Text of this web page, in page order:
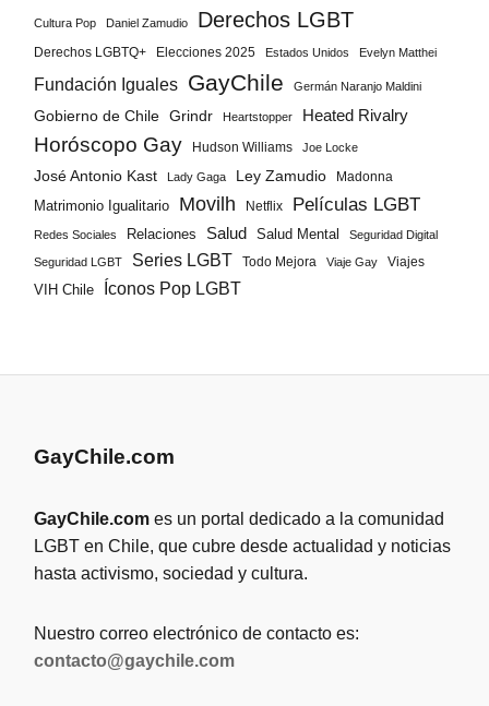
Cultura Pop Daniel Zamudio Derechos LGBT
Derechos LGBTQ+ Elecciones 2025 Estados Unidos Evelyn Matthei
Fundación Iguales GayChile Germán Naranjo Maldini
Gobierno de Chile Grindr Heartstopper Heated Rivalry
Horóscopo Gay Hudson Williams Joe Locke
José Antonio Kast Lady Gaga Ley Zamudio Madonna
Matrimonio Igualitario Movilh Netflix Películas LGBT
Redes Sociales Relaciones Salud Salud Mental Seguridad Digital
Seguridad LGBT Series LGBT Todo Mejora Viaje Gay
Viajes
VIH Chile
Íconos Pop LGBT
GayChile.com
GayChile.com es un portal dedicado a la comunidad
LGBT en Chile, que cubre desde actualidad y noticias
hasta activismo, sociedad y cultura.
Nuestro correo electrónico de contacto es:
contacto@gaychile.com